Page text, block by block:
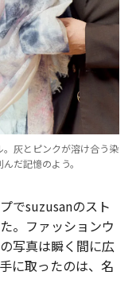
灰とピンクが溶け合う染
だ記憶のよう。
でsuzusanのスト
。ファッションウ
写真は瞬く間に広
に取ったのは、名